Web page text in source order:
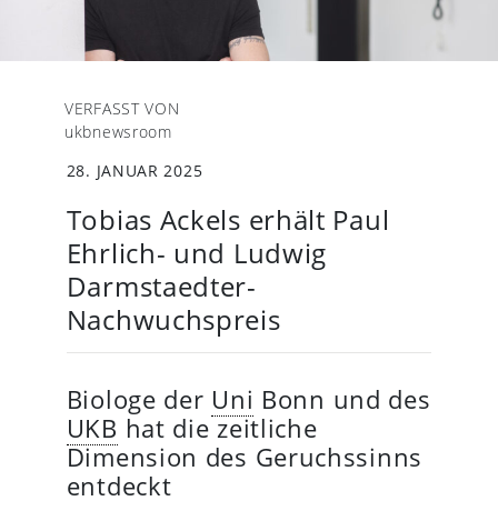
VERFASST VON
ukbnewsroom
28. JANUAR 2025
Tobias Ackels erhält Paul
Ehrlich- und Ludwig
Darmstaedter-
Nachwuchspreis
Biologe der Uni Bonn und des
UKB hat die zeitliche
Dimension des Geruchssinns
entdeckt